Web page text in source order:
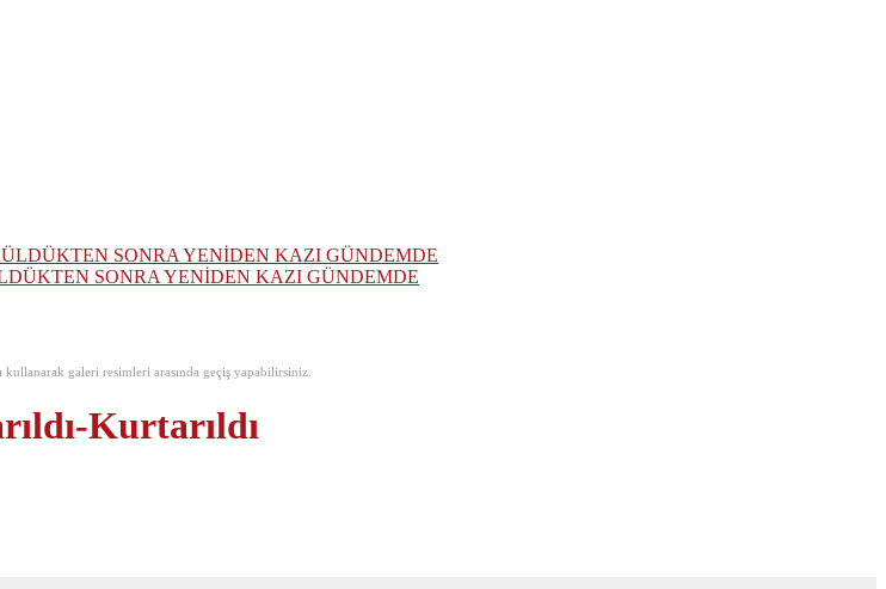
SONRA YENİDEN KAZI GÜNDEMDE
galeri resimleri arasında geçiş yapabilirsiniz.
Kurtarıldı